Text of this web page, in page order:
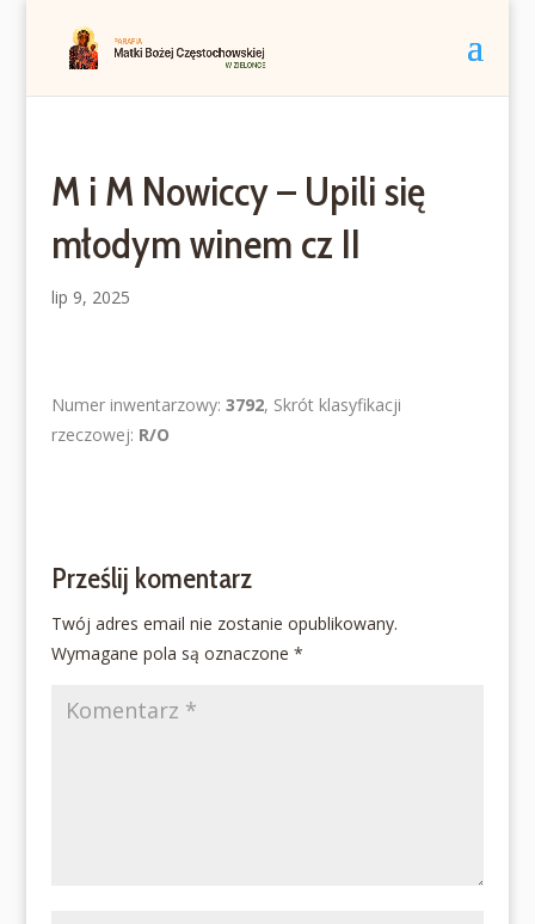
M i M Nowiccy – Upili się
młodym winem cz II
lip 9, 2025
Numer inwentarzowy: 3792, Skrót klasyfikacji
rzeczowej: R/O
Prześlij komentarz
Twój adres email nie zostanie opublikowany.
Wymagane pola są oznaczone *